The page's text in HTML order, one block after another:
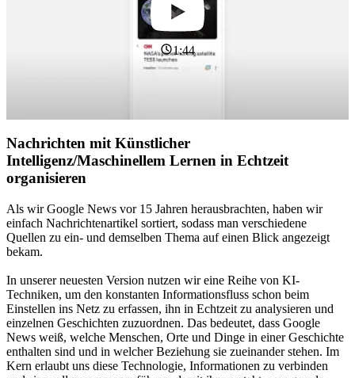
1:44
Nachrichten mit Künstlicher
Intelligenz/Maschinellem Lernen in Echtzeit
organisieren
Als wir Google News vor 15 Jahren herausbrachten, haben wir
einfach Nachrichtenartikel sortiert, sodass man verschiedene
Quellen zu ein- und demselben Thema auf einen Blick angezeigt
bekam.
In unserer neuesten Version nutzen wir eine Reihe von KI-
Techniken, um den konstanten Informationsfluss schon beim
Einstellen ins Netz zu erfassen, ihn in Echtzeit zu analysieren und
einzelnen Geschichten zuzuordnen. Das bedeutet, dass Google
News weiß, welche Menschen, Orte und Dinge in einer Geschichte
enthalten sind und in welcher Beziehung sie zueinander stehen. Im
Kern erlaubt uns diese Technologie, Informationen zu verbinden